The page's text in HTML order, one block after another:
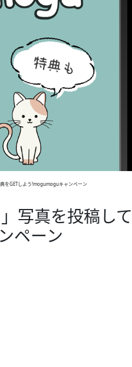
をGETしよう!mogumoguキャンペーン
写真を投稿し
ペーン